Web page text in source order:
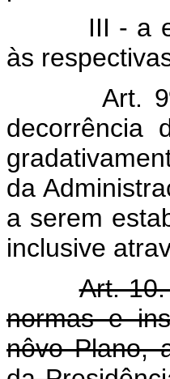
III - a
às
Art.
decorrência
da
a serem
inclusive
Art.
normas e
nôvo Plano,